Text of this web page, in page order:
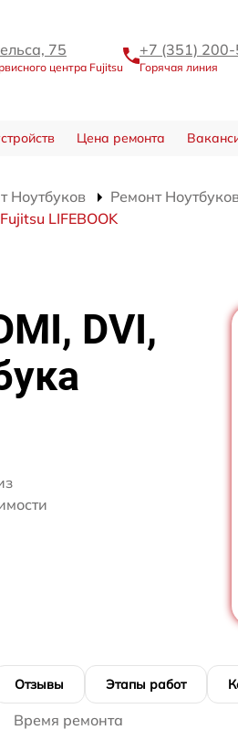
75
центра Fujitsu
+7 (351)
Горячая линия
Цена ремонта
Ноутбуков
Ремонт
LIFEBOOK
DVI,
Отзывы Этапы работ
Время ремонта